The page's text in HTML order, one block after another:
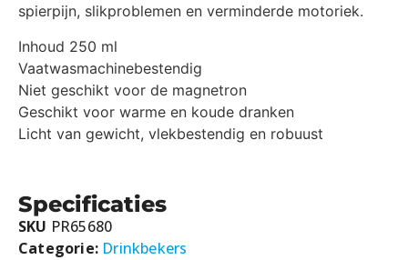
spierpijn, slikproblemen en verminderde motoriek.
Inhoud 250 ml
Vaatwasmachinebestendig
Niet geschikt voor de magnetron
Geschikt voor warme en koude dranken
Licht van gewicht, vlekbestendig en robuust
Specificaties
SKU PR65680
Categorie: Drinkbekers